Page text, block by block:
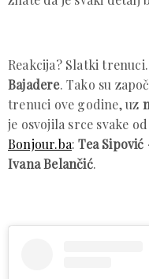
Reakcija? Slatki
Bajadere. Tako su
trenuci ove godine, uz
je osvojila srce svake
Bonjour.ba:Tea
Ivana Belančić.